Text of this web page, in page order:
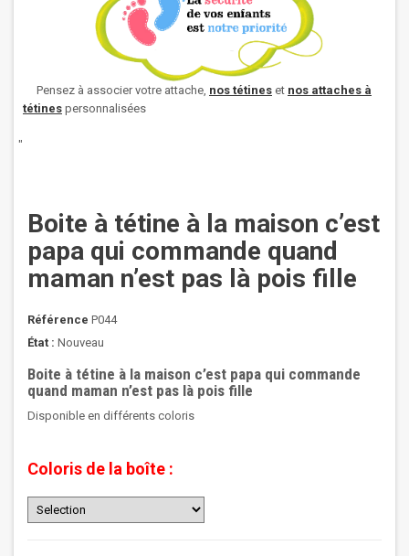
Pensez à associer votre attache, nos tétines et nos attaches à
tétines personnalisées
"
Boite à tétine à la maison c’est
papa qui commande quand
maman n’est pas là pois fille
Référence P044
État : Nouveau
Boite à tétine à la maison c’est papa qui commande
quand maman n’est pas là pois fille
Disponible en différents coloris
Coloris de la boîte :